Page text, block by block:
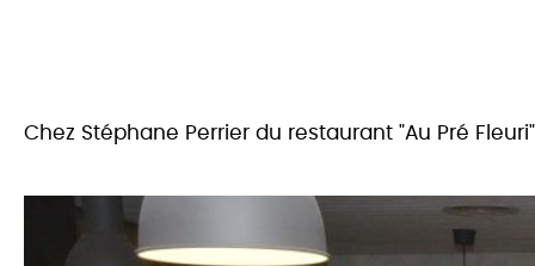
Chez Stéphane Perrier du restaurant "Au Pré